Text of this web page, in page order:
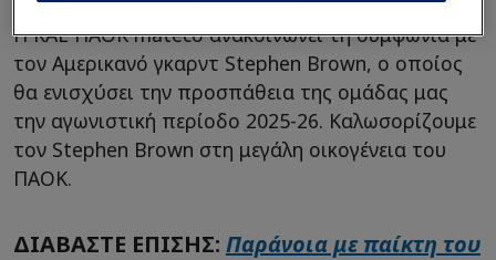
Η ΚΑΕ ΠΑΟΚ mateco ανακοινώνει τη συμφωνία με
τον Αμερικανό γκαρντ Stephen Brown, ο οποίος
θα ενισχύσει την προσπάθεια της ομάδας μας
την αγωνιστική περίοδο 2025-26. Καλωσορίζουμε
τον Stephen Brown στη μεγάλη οικογένεια του
ΠΑΟΚ.
ΔΙΑΒΑΣΤΕ ΕΠΙΣΗΣ: Παράνοια με παίκτη του